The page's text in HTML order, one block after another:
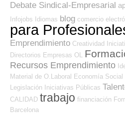
Debate Sindical-Empresarial
Infojobs
Idiomas blog comercio
para
Emprendimiento Creatividad
Directorios Empresas OL
Recursos Emprendimiento
Material de O.Laboral Economía
Legislación
Iniciativas Públicas
CALIDAD trabajo financiación
Barcelona